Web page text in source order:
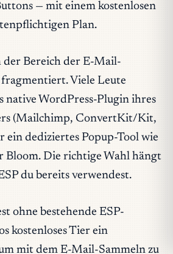
— mit einem kostenlosen
Plan.
der Bereich der E-Mail-
fragmentiert. Viele Leute
native WordPress-Plugin ihres
(Mailchimp, ConvertKit/Kit,
ein dediziertes Popup-Tool wie
Die richtige Wahl hängt
du bereits verwendest.
ohne bestehende ESP-
kostenloses Tier ein
mit dem E-Mail-Sammeln zu